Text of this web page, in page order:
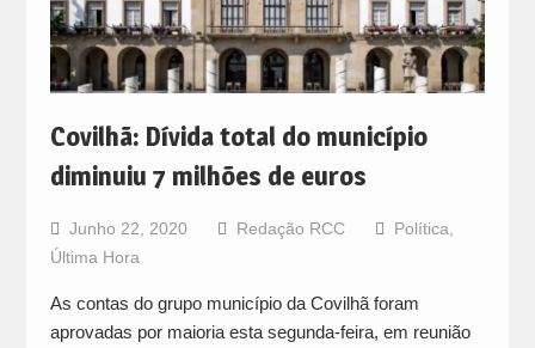
Covilhã: Dívida total do município
diminuiu 7 milhões de euros
Junho 22, 2020 Redação RCC Política
Última Hora
As contas do grupo município da Covilhã foram
aprovadas por maioria esta segunda-feira, em reunião